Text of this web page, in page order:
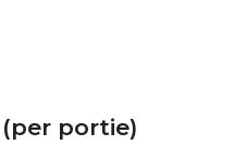
portie)